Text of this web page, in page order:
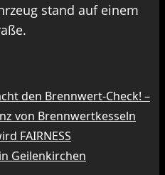
stand auf einem
den Brennwert-Check! –
von Brennwertkesseln
FAIRNESS
Geilenkirchen